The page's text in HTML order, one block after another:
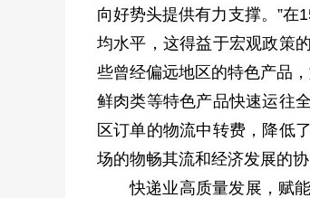
向好势头提供有力支撑。”
均水平，这得益于宏观政策
些曾经偏远地区的特色产品
鲜肉类等特色产品快速运往
区订单的物流中转费，降低
场的物畅其流和经济发展的协
快递业高质量发展，赋